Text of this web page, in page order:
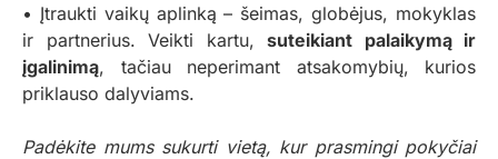
• Įtraukti vaikų aplinką – šeimas, globėjus, mokyklas
ir partnerius. Veikti kartu, suteikiant palaikymą ir
įgalinimą, tačiau neperimant atsakomybių, kurios
priklauso dalyviams.
Padėkite mums sukurti vietą, kur prasmingi pokyčiai